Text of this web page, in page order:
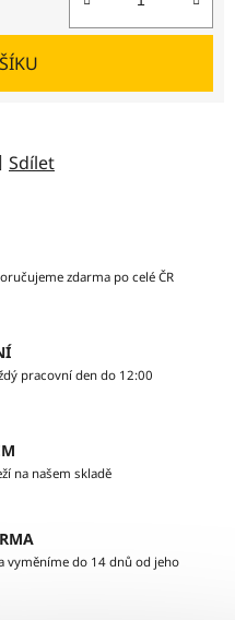
Sdílet
zdarma po celé ČR
pracovní den do 12:00
na našem skladě
vyměníme do 14 dnů od jeho